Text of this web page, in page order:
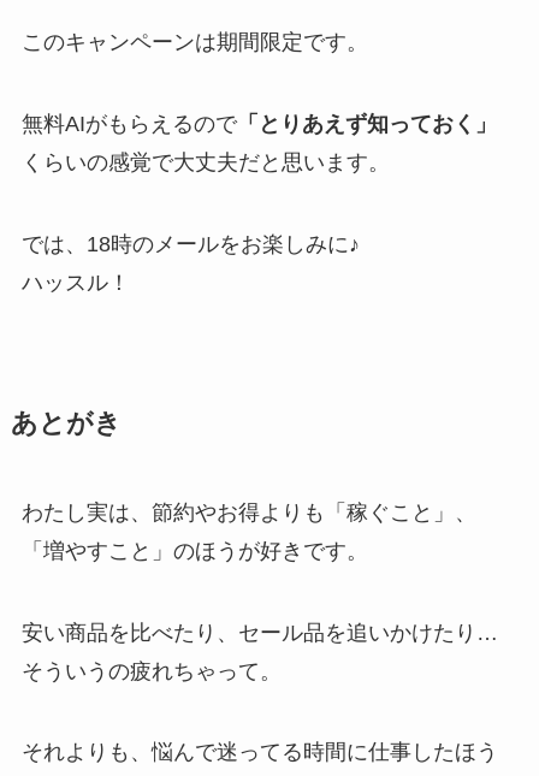
このキャンペーンは期間限定です。
無料AIがもらえるので「とりあえず知っておく」
くらいの感覚で大丈夫だと思います。
では、18時のメールをお楽しみに♪
ハッスル！
あとがき
わたし実は、節約やお得よりも「稼ぐこと」、
「増やすこと」のほうが好きです。
安い商品を比べたり、セール品を追いかけたり…
そういうの疲れちゃって。
それよりも、悩んで迷ってる時間に仕事したほう